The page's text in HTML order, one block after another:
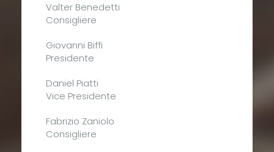
Valter Benedetti
Consigliere
Giovanni Biffi
Presidente
Daniel Piatti
Vice Presidente
Fabrizio Zaniolo
Consigliere